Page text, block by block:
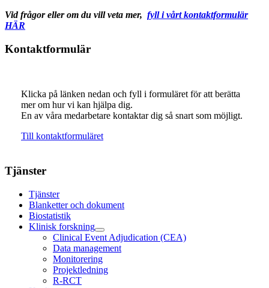
Vid frågor eller om du vill veta mer, fyll i vårt kontaktformulär
HÄR
Kontaktformulär
Klicka på länken nedan och fyll i formuläret för att berätta
mer om hur vi kan hjälpa dig.
En av våra medarbetare kontaktar dig så snart som möjligt.
Till kontaktformuläret
Tjänster
Tjänster
Blanketter och dokument
Biostatistik
Klinisk forskning
Clinical Event Adjudication (CEA)
Data management
Monitorering
Projektledning
R-RCT